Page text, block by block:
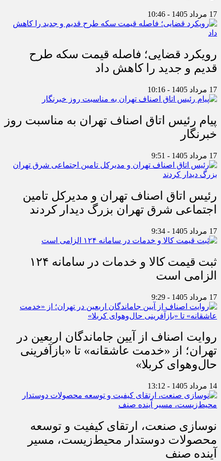
17 مرداد 1405 - 10:46
رویکرد قضایی؛ فاصله قیمت سکه طرح
قدیم و جدید را کاهش داد
17 مرداد 1405 - 10:16
پیام رئیس اتاق اصناف تهران به مناسبت روز
خبرنگار
17 مرداد 1405 - 9:51
رئیس اتاق اصناف تهران و مدیرکل تامین
اجتماعی شرق تهران بزرگ دیدار کردند
17 مرداد 1405 - 9:34
ثبت قیمت کالا و خدمات در سامانه ۱۲۴
الزامی است
17 مرداد 1405 - 9:29
روایت اصناف از آیین جاماندگان اربعین در
تهران؛ از «خدمت عاشقانه» تا «بازآفرینی
حال‌وهوای کربلا»
14 مرداد 1405 - 13:12
نوسازی صنعت، ارتقای کیفیت و توسعه
محصولات دوستدار محیط‌زیست، مسیر
آینده صنف